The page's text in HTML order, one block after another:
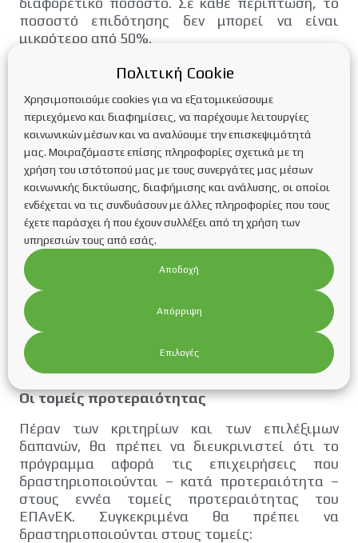
ποσοστό επιδότησης δεν μπορεί να είναι
μικρότερο από 50%.
Επειδή στόχος του προγράμματος είναι η
ενίσχυση κατά προτεραιότητα των
επιχειρήσεων με εξαγωγική δυναμική για το
λόγο αυτό, όπως φαίνεται στον πίνακα τα
μεγαλύτερα ποσοστά ενίσχυσης συνδέονται με
εξαγωγικές επιδόσεις (μπορεί να φτάσει μέχρι
75%), ενώ στο πλαίσιο κινητροδότησης των
επιχειρήσεων για αναζήτηση νέων αγορών, τα
μεγαλύτερα ποσοστά ενίσχυσης αφορούν την
κατηγορία δαπανών για συστήματα
πιστοποίησης – διαχείρισης ποιότητας,
σχεδιασμό, τυποποίηση και πιστοποίηση
προϊόντων που επίσης μπορεί να ανέλθει στο
75%. Ιδιαίτερη έμφαση δίνεται και στη
δημιουργία νέων θέσεων εργασίας καθώς η
επιδότηση του μισθολογικού κόστους σε
περίπτωση πρόσληψης νέου εργαζομένου
μπορεί να ανέλθει έως το 80%.
Οι τομείς προτεραιότητας
Πέραν των κριτηρίων και των επιλέξιμων
δαπανών, θα πρέπει να διευκρινιστεί ότι το
πρόγραμμα αφορά τις επιχειρήσεις που
δραστηριοποιούνται – κατά προτεραιότητα –
στους εννέα τομείς προτεραιότητας του
ΕΠΑνΕΚ. Συγκεκριμένα θα πρέπει να
δραστηριοποιούνται στους τομείς:
Πολιτική Cookie
Χρησιμοποιούμε cookies για να εξατομικεύσουμε
περιεχόμενο και διαφημίσεις, να παρέχουμε λειτουργίες
κοινωνικών μέσων και να αναλύουμε την επισκεψιμότητά
μας. Μοιραζόμαστε επίσης πληροφορίες σχετικά με τη
χρήση του ιστότοπού μας με τους συνεργάτες μας μέσων
κοινωνικής δικτύωσης, διαφήμισης και ανάλυσης, οι οποίοι
ενδέχεται να τις συνδυάσουν με άλλες πληροφορίες που τους
έχετε παράσχει ή που έχουν συλλέξει από τη χρήση των
υπηρεσιών τους από εσάς.
Αποδοχή
Απόρριψη
Επιλογές